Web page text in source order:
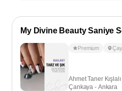
My Divine Beauty Saniye
Premium
Ahmet Taner
Çankaya - Ankara